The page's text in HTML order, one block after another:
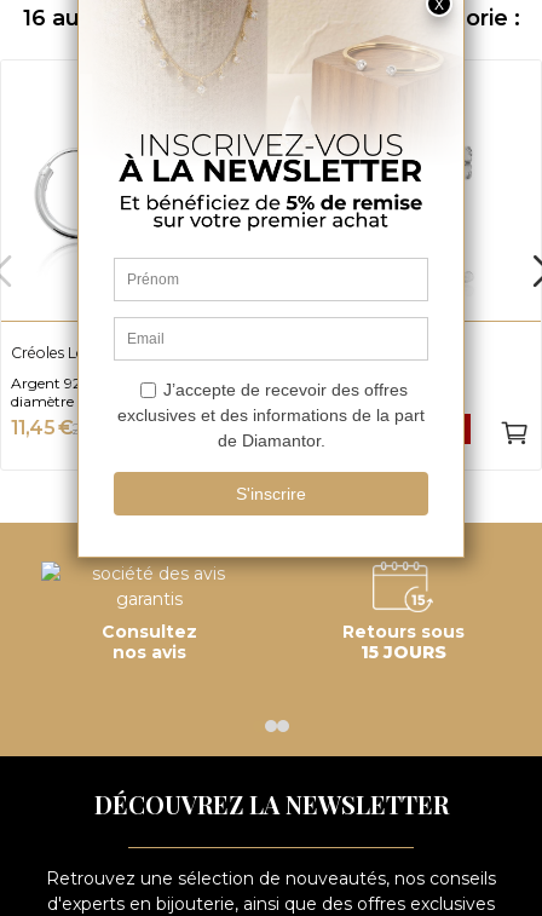
16 autres produits dans la même catégorie :
Créoles Louisy
Argent 925 - choisissez votre
diamètre
11,45 €22,90 € -50%
Exclusivité web
Argent 925
24,95 €49,90 € -50%
Consultez
nos avis
Retours sous
15 JOURS
DÉCOUVREZ LA NEWSLETTER
Retrouvez une sélection de nouveautés, nos conseils
d'experts en bijouterie, ainsi que des offres exclusives